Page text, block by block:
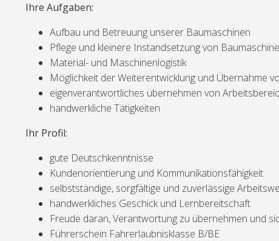
Ihre Aufgaben:
Aufbau und Betreuung unserer Baumaschinen
Pflege und kleinere Instandsetzung von
Material- und Maschinenlogistik
Möglichkeit der Weiterentwicklung und Übernahme
eigenverantwortliches übernehmen von
handwerkliche Tätigkeiten
Ihr Profil:
gute Deutschkenntnisse
Kundenorientierung und Kommunikationsfähigkeit
selbstständige, sorgfältige und zuverlässige
handwerkliches Geschick und Lernbereitschaft
Freude daran, Verantwortung zu übernehmen und
Führerschein Fahrerlaubnisklasse B/BE